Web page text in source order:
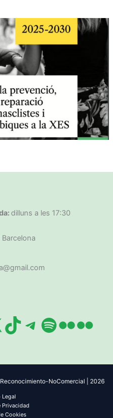
dilluns a les 17:30
TikTok
Telegram
Spotify
Flickr
NoComercial | 2026
Legal
Privacidad
Cookies